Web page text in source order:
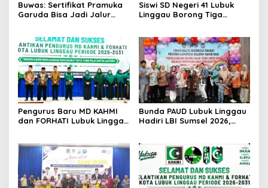
Buwas: Sertifikat Pramuka
Garuda Bisa Jadi Jalur
Siswi SD Negeri 41 Lubuk
Linggau Borong Tiga
Indonesia Palembang
Pengurus Baru MD KAHMI
dan FORHATI Lubuk Linggau
Bunda PAUD Lubuk Linggau
Hadiri LBI Sumsel 2026,
Kembang Anak